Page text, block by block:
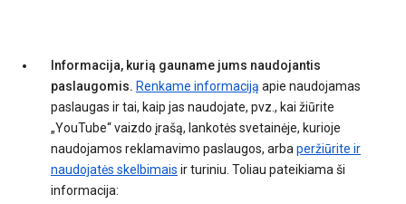
Informacija, kurią gauname jums naudojantis
paslaugomis. Renkame informaciją apie naudojamas
paslaugas ir tai, kaip jas naudojate, pvz., kai žiūrite
„YouTube“ vaizdo įrašą, lankotės svetainėje, kurioje
naudojamos reklamavimo paslaugos, arbaperžiūrite ir
naudojatės skelbimais ir turiniu. Toliau pateikiama ši
informacija: